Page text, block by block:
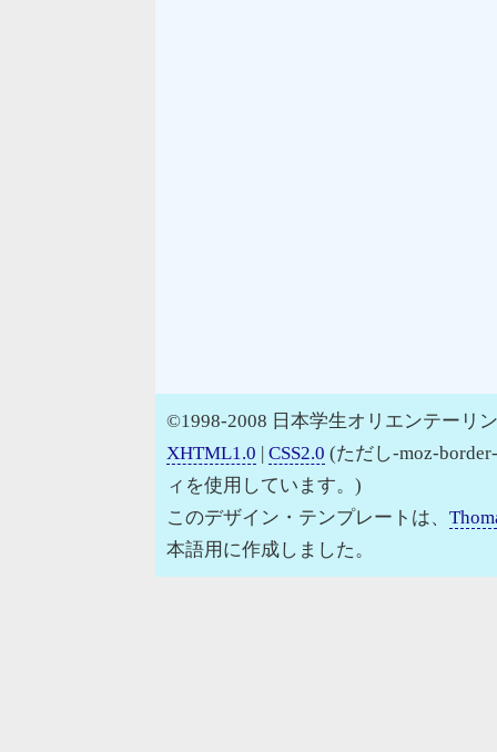
©1998-2008 日本学生オリエンテーリ
XHTML1.0 | CSS2.0 (ただし-moz-
ィを使用しています。)
このデザイン・テンプレートは、
本語用に作成しました。